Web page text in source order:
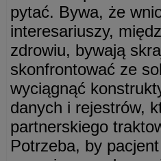
pytać. Bywa, że
interesariuszy,
zdrowiu, bywają
skonfrontować ze
wyciągnąć
danych i rejestrów,
partnerskiego
Potrzeba, by